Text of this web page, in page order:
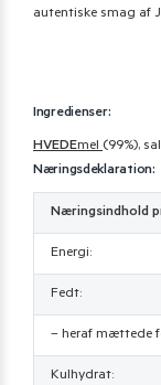
autentiske smag af
Ingredienser:
HVEDEmel(99%),
Næringsdeklaration:
Næringsindhold
Energi:
Fedt:
– heraf mættede
Kulhydrat: